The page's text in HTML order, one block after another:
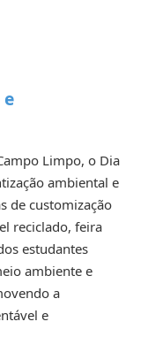
Limpo, o Dia
ambiental e
de customização
reciclado, feira
estudantes
ambiente e
a
e